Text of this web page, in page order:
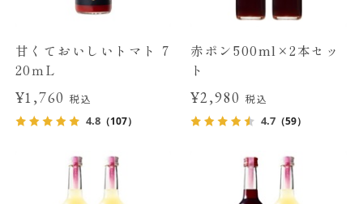
甘くておいしいトマト 7
20ｍL
¥1,760税込
4.8（107）
赤ポン500ml×2本セッ
ト
¥2,980 税込
4.7 （59）